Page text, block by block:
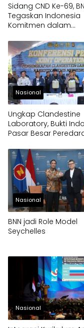
Sidang CND Ke-69,
Tegaskan Indonesia
Komitmen dalam
Nasional
Ungkap Clandestine
Laboratory, Bukti
Pasar Besar
Nasional
BNN jadi Role Model
Seychelles
Nasional